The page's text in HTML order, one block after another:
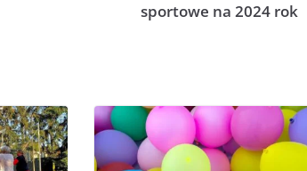
sportowe na 2024 rok